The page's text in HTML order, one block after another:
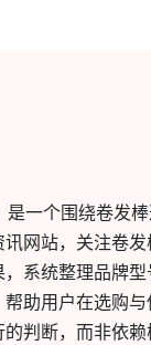
是一个围绕卷发
网站，关注卷发
，系统整理品牌型
助用户在选购与
判断，而非依赖